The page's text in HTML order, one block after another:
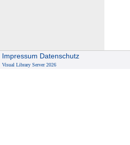
Impressum Datenschutz
Visual Library Server 2026